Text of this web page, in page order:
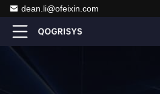
dean.li@ofeixin.com